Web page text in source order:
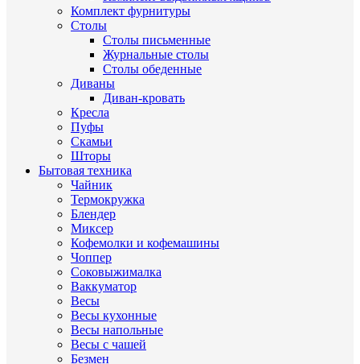
Комплект фурнитуры
Столы
Столы письменные
Журнальные cтолы
Столы обеденные
Диваны
Диван-кровать
Кресла
Пуфы
Скамьи
Шторы
Бытовая техника
Чайник
Термокружка
Блендер
Миксер
Кофемолки и кофемашины
Чоппер
Соковыжималка
Ваккуматор
Весы
Весы кухонные
Весы напольные
Весы с чашей
Безмен